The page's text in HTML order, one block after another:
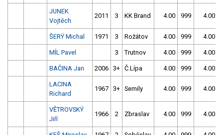
JUNEK
Vojtěch
2011 3 KK Brand 4.00 999 4.00
ŠERÝ Michal 1971 3 Rožátov 4.00 999 4.00
MÍL Pavel 3 Trutnov 4.00 999 4.00
BAČINA Jan 2006 3+ Č.Lípa 4.00 999 4.00
LACINA
Richard
1967 3+ Semily 4.00 999 4.00
VĚTROVSKÝ
Jiří
1966 2 Zbraslav 4.00 999 4.00